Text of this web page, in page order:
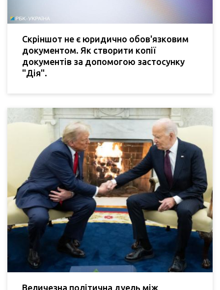
Скріншот не є юридично обов'язковим
документом. Як створити копії
документів за допомогою застосунку
"Дія".
Величезна політична дуель між